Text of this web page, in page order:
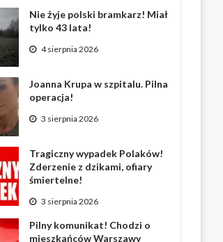
Nie żyje polski bramkarz! Miał
tylko 43 lata!
4 sierpnia 2026
Joanna Krupa w szpitalu. Pilna
operacja!
3 sierpnia 2026
Tragiczny wypadek Polaków!
Zderzenie z dzikami, ofiary
śmiertelne!
3 sierpnia 2026
Pilny komunikat! Chodzi o
mieszkańców Warszawy